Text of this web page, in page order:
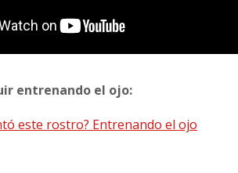
entrenando el ojo:
este rostro? Entrenando el ojo